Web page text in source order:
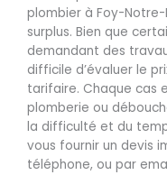
plombier à Foy-
surplus. Bien que
demandant des
difficile d’évaluer le
tarifaire. Chaque cas
plomberie ou
la difficulté et du
vous fournir un devis
téléphone, ou par